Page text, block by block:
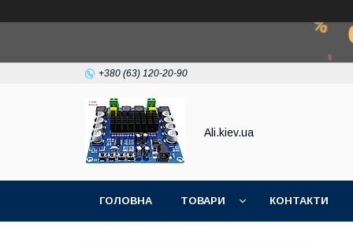
+380 (63) 120-20-90
Ali.kiev.ua
ГОЛОВНА ТОВАРИ КОНТАКТИ